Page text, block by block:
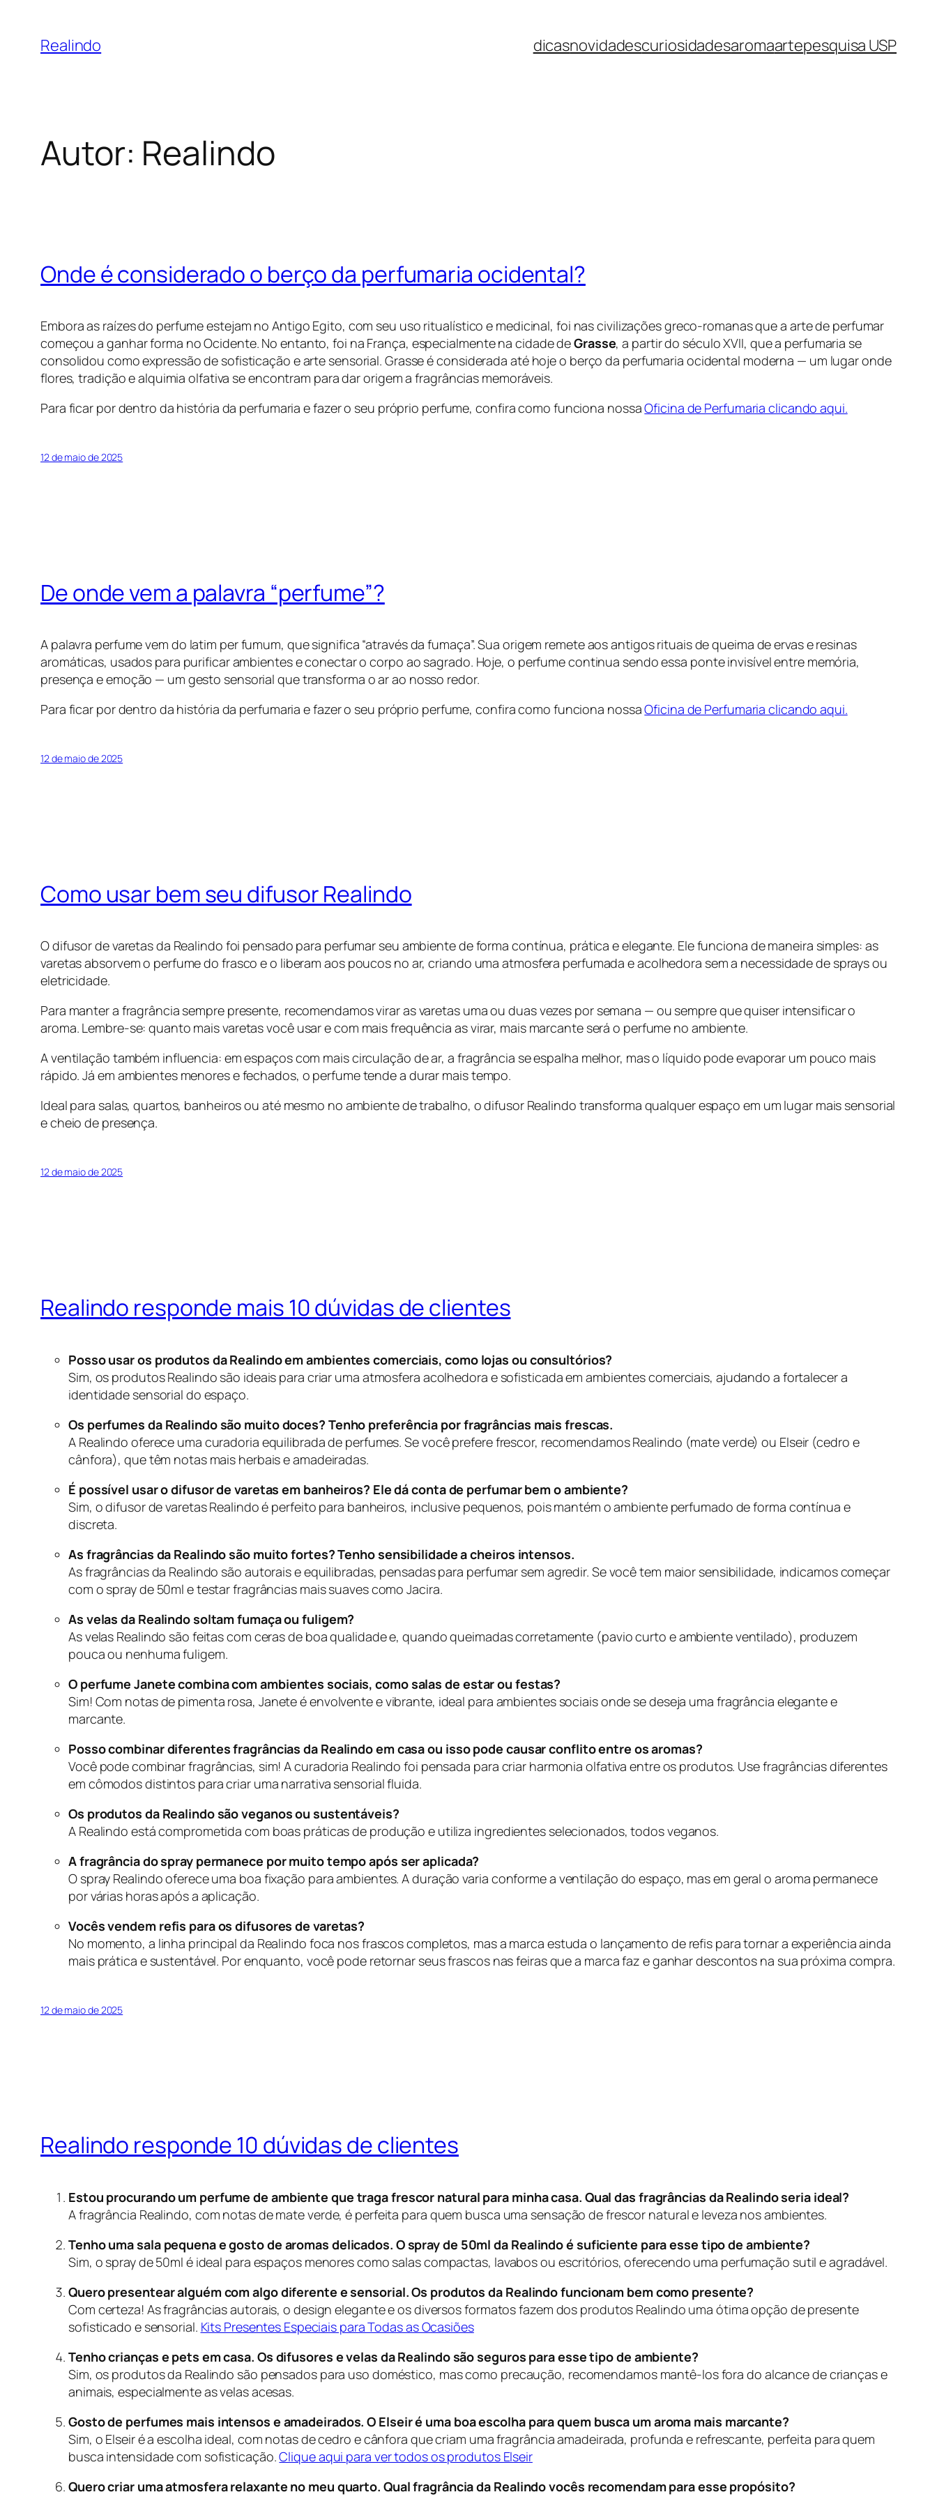
Realindo dicasnovidadescuriosidadesaromaartepesquisa USP
Autor: Realindo
Onde é considerado o berço da perfumaria ocidental?
Embora as raízes do perfume estejam no Antigo Egito, com seu uso ritualístico e medicinal, foi nas civilizações greco-romanas que a arte de perfumar
começou a ganhar forma no Ocidente. No entanto, foi na França, especialmente na cidade deGrasse, a partir do século XVII, que a perfumaria se
consolidou como expressão de sofisticação e arte sensorial. Grasse é considerada até hoje o berço da perfumaria ocidental moderna — um lugar onde
flores, tradição e alquimia olfativa se encontram para dar origem a fragrâncias memoráveis.
Para ficar por dentro da história da perfumaria e fazer o seu próprio perfume, confira como funciona nossaOficina de Perfumaria clicando aqui.
12 de maio de 2025
De onde vem a palavra “perfume”?
A palavra perfumevem do latim per fumum, que significa “através da fumaça”. Sua origem remete aos antigos rituais de queima de ervas e resinas
aromáticas, usados para purificar ambientes e conectar o corpo ao sagrado. Hoje, o perfume continua sendo essa ponte invisível entre memória,
presença e emoção — um gesto sensorial que transforma o ar ao nosso redor.
Para ficar por dentro da história da perfumaria e fazer o seu próprio perfume, confira como funciona nossaOficina de Perfumaria clicando aqui.
12 de maio de 2025
Como usar bem seu difusor Realindo
O difusor de varetas da Realindo foi pensado para perfumar seu ambiente de forma contínua, prática e elegante. Ele funciona de maneira simples: as
varetas absorvem o perfume do frasco e o liberam aos poucos no ar, criando uma atmosfera perfumada e acolhedora sem a necessidade de sprays ou
eletricidade.
Para manter a fragrância sempre presente, recomendamos virar as varetas uma ou duas vezes por semana — ou sempre que quiser intensificar o
aroma. Lembre-se: quanto mais varetas você usar e com mais frequência as virar, mais marcante será o perfume no ambiente.
A ventilação também influencia: em espaços com mais circulação de ar, a fragrância se espalha melhor, mas o líquido pode evaporar um pouco mais
rápido. Já em ambientes menores e fechados, o perfume tende a durar mais tempo.
Ideal para salas, quartos, banheiros ou até mesmo no ambiente de trabalho, o difusor Realindo transforma qualquer espaço em um lugar mais sensorial
e cheio de presença.
12 de maio de 2025
Realindo responde mais 10 dúvidas de clientes
Posso usar os produtos da Realindo em ambientes comerciais, como lojas ou consultórios?
Sim, os produtos Realindo são ideais para criar uma atmosfera acolhedora e sofisticada em ambientes comerciais, ajudando a fortalecer a
identidade sensorial do espaço.
Os perfumes da Realindo são muito doces? Tenho preferência por fragrâncias mais frescas.
A Realindo oferece uma curadoria equilibrada de perfumes. Se você prefere frescor, recomendamosRealindo (mate verde) ou Elseir (cedro e
cânfora), que têm notas mais herbais e amadeiradas.
É possível usar o difusor de varetas em banheiros? Ele dá conta de perfumar bem o ambiente?
Sim, o difusor de varetas Realindo é perfeito para banheiros, inclusive pequenos, pois mantém o ambiente perfumado de forma contínua e
discreta.
As fragrâncias da Realindo são muito fortes? Tenho sensibilidade a cheiros intensos.
As fragrâncias da Realindo são autorais e equilibradas, pensadas para perfumar sem agredir. Se você tem maior sensibilidade, indicamos começar
com o spray de 50ml e testar fragrâncias mais suaves comoJacira.
As velas da Realindo soltam fumaça ou fuligem?
As velas Realindo são feitas com ceras de boa qualidade e, quando queimadas corretamente (pavio curto e ambiente ventilado), produzem
pouca ou nenhuma fuligem.
O perfume Janete combina com ambientes sociais, como salas de estar ou festas?
Sim! Com notas de pimenta rosa, Janeteé envolvente e vibrante, ideal para ambientes sociais onde se deseja uma fragrância elegante e
marcante.
Posso combinar diferentes fragrâncias da Realindo em casa ou isso pode causar conflito entre os aromas?
Você pode combinar fragrâncias, sim! A curadoria Realindo foi pensada para criar harmonia olfativa entre os produtos. Use fragrâncias diferentes
em cômodos distintos para criar uma narrativa sensorial fluida.
Os produtos da Realindo são veganos ou sustentáveis?
A Realindo está comprometida com boas práticas de produção e utiliza ingredientes selecionados, todos veganos.
A fragrância do spray permanece por muito tempo após ser aplicada?
O spray Realindo oferece uma boa fixação para ambientes. A duração varia conforme a ventilação do espaço, mas em geral o aroma permanece
por várias horas após a aplicação.
Vocês vendem refis para os difusores de varetas?
No momento, a linha principal da Realindo foca nos frascos completos, mas a marca estuda o lançamento de refis para tornar a experiência ainda
mais prática e sustentável. Por enquanto, você pode retornar seus frascos nas feiras que a marca faz e ganhar descontos na sua próxima compra.
12 de maio de 2025
Realindo responde 10 dúvidas de clientes
Estou procurando um perfume de ambiente que traga frescor natural para minha casa. Qual das fragrâncias da Realindo seria ideal?
A fragrância Realindo, com notas de mate verde, é perfeita para quem busca uma sensação de frescor natural e leveza nos ambientes.
Tenho uma sala pequena e gosto de aromas delicados. O spray de 50ml da Realindo é suficiente para esse tipo de ambiente?
Sim, o spray de 50ml é ideal para espaços menores como salas compactas, lavabos ou escritórios, oferecendo uma perfumação sutil e agradável.
Quero presentear alguém com algo diferente e sensorial. Os produtos da Realindo funcionam bem como presente?
Com certeza! As fragrâncias autorais, o design elegante e os diversos formatos fazem dos produtos Realindo uma ótima opção de presente
sofisticado e sensorial. Kits Presentes Especiais para Todas as Ocasiões
Tenho crianças e pets em casa. Os difusores e velas da Realindo são seguros para esse tipo de ambiente?
Sim, os produtos da Realindo são pensados para uso doméstico, mas como precaução, recomendamos mantê-los fora do alcance de crianças e
animais, especialmente as velas acesas.
Gosto de perfumes mais intensos e amadeirados. O Elseir é uma boa escolha para quem busca um aroma mais marcante?
Sim, o Elseiré a escolha ideal, com notas de cedro e cânfora que criam uma fragrância amadeirada, profunda e refrescante, perfeita para quem
busca intensidade com sofisticação.Clique aqui para ver todos os produtos Elseir
Quero criar uma atmosfera relaxante no meu quarto. Qual fragrância da Realindo vocês recomendam para esse propósito?